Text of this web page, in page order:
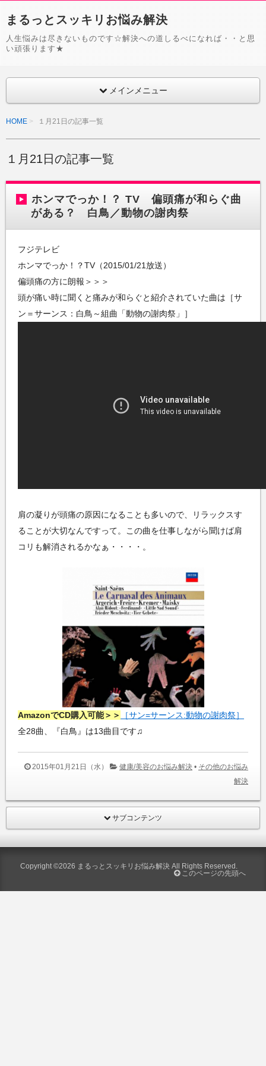
まるっとスッキリお悩み解決
人生悩みは尽きないものです☆解決への道しるべになれば・・と思
い頑張ります★
メインメニュー
HOME １月21日の記事一覧
１月21日の記事一覧
ホンマでっか！？ TV 偏頭痛が和らぐ曲
がある？ 白鳥／動物の謝肉祭
フジテレビ
ホンマでっか！？TV（2015/01/21放送）
偏頭痛の方に朗報＞＞＞
頭が痛い時に聞くと痛みが和らぐと紹介されていた曲は［サ
ン＝サーンス：白鳥～組曲「動物の謝肉祭」］
肩の凝りが頭痛の原因になることも多いので、リラックスす
ることが大切なんですって。この曲を仕事しながら聞けば肩
コリも解消されるかなぁ・・・・。
AmazonでCD購入可能＞＞
［サン=サーンス:動物の謝肉祭］
全28曲、『白鳥』は13曲目です♫
2015年01月21日（水） 健康/美容のお悩み解決 • その他のお悩み
解決
サブコンテンツ
Copyright ©2026 まるっとスッキリお悩み解決 All Rights Reserved.
このページの先頭へ